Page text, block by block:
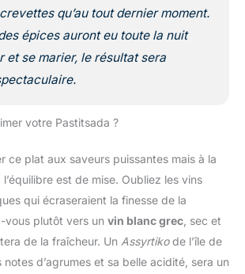
qu’au tout dernier moment.
épices auront eu toute la nuit
et se marier, le résultat sera
votre Pastitsada ?
ce plat aux saveurs puissantes mais à la
est de mise. Oubliez les vins
qui écraseraient la finesse de la
vous plutôt vers un vin blanc grec , sec et
de la fraîcheur. Un Assyrtikode l’île de
notes d’agrumes et sa belle acidité, sera un